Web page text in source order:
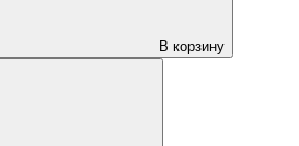
В корзину